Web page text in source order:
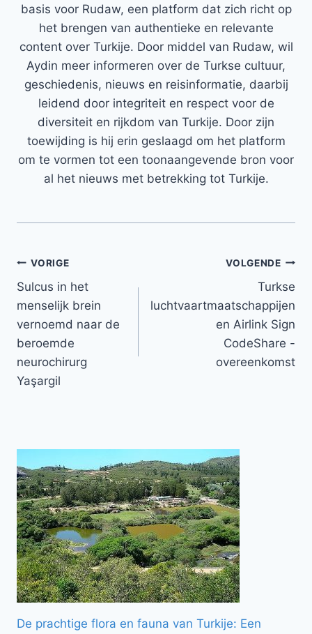
basis voor Rudaw, een platform dat zich richt op
het brengen van authentieke en relevante
content over Turkije. Door middel van Rudaw, wil
Aydin meer informeren over de Turkse cultuur,
geschiedenis, nieuws en reisinformatie, daarbij
leidend door integriteit en respect voor de
diversiteit en rijkdom van Turkije. Door zijn
toewijding is hij erin geslaagd om het platform
om te vormen tot een toonaangevende bron voor
al het nieuws met betrekking tot Turkije.
Bericht
navigatie
VORIGE
Sulcus in het
menselijk brein
vernoemd naar de
beroemde
neurochirurg
Yaşargil
VOLGENDE
Turkse
luchtvaartmaatschappijen
en Airlink Sign
CodeShare -
overeenkomst
De prachtige flora en fauna van Turkije: Een